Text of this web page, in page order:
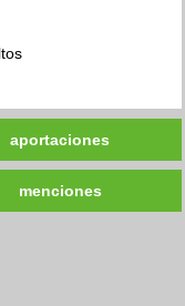
aportaciones
menciones